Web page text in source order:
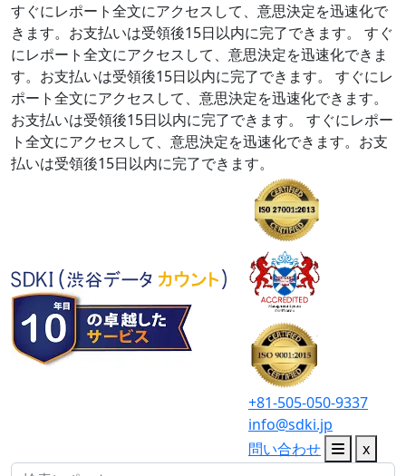
すぐにレポート全文にアクセスして、意思決定を迅速化で
きます。お支払いは受領後15日以内に完了できます。
すぐ
にレポート全文にアクセスして、意思決定を迅速化できま
す。お支払いは受領後15日以内に完了できます。
すぐにレ
ポート全文にアクセスして、意思決定を迅速化できます。
お支払いは受領後15日以内に完了できます。
すぐにレポー
ト全文にアクセスして、意思決定を迅速化できます。お支
払いは受領後15日以内に完了できます。
+81-505-050-9337
info@sdki.jp
問い合わせ
x